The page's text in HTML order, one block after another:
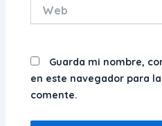
Guarda mi nombre,
en este navegador para
comente.